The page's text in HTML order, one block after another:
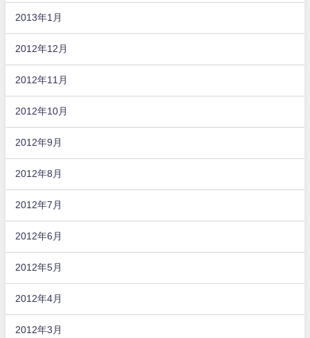
2013年1月
2012年12月
2012年11月
2012年10月
2012年9月
2012年8月
2012年7月
2012年6月
2012年5月
2012年4月
2012年3月